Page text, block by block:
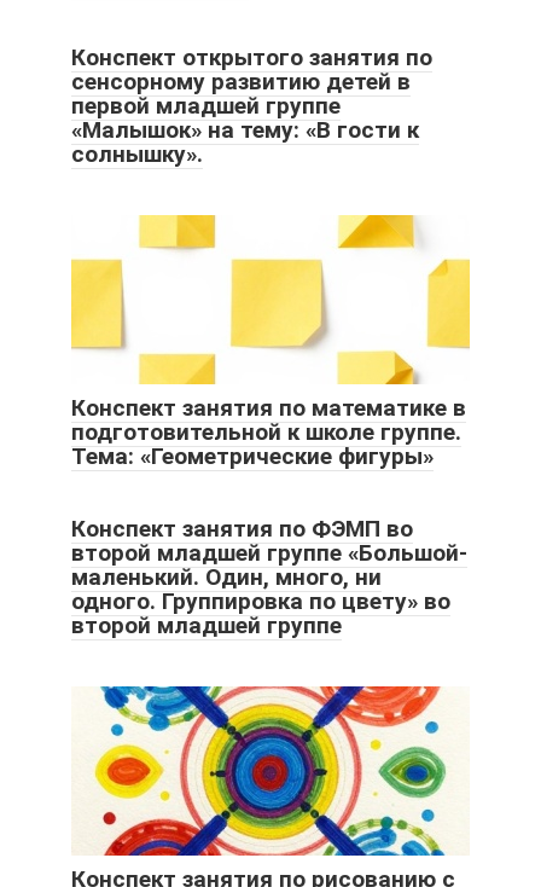
Конспект открытого занятия по
сенсорному развитию детей в
первой младшей группе
«Малышок» на тему: «В гости к
солнышку».
Конспект занятия по математике в
подготовительной к школе группе.
Тема: «Геометрические фигуры»
Конспект занятия по ФЭМП во
второй младшей группе «Большой-
маленький. Один, много, ни
одного. Группировка по цвету» во
второй младшей группе
Конспект занятия по рисованию с